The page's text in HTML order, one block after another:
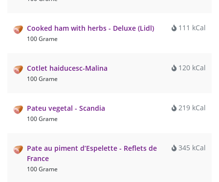
Cooked ham with herbs - Deluxe (Lidl)
100 Grame
111 kCal
Cotlet haiducesc-Malina
100 Grame
120 kCal
Pateu vegetal - Scandia
100 Grame
219 kCal
Pate au piment d’Espelette - Reflets de
France
100 Grame
345 kCal